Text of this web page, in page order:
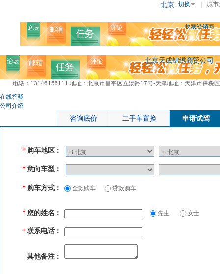
北京 切换 城市
收藏经销商
北京天成锦绣商贸公司
电话：13146156111 地址：北京市昌平区立汤路17号-天津地址：天津市保税
在线答疑
公司介绍
咨询底价 二手车置换 申请试驾
* 购车地区：
* 意向车型：
* 购车方式： 全款购车 贷款购车
* 您的姓名： 先生 女士
* 联系电话：
其他备注：